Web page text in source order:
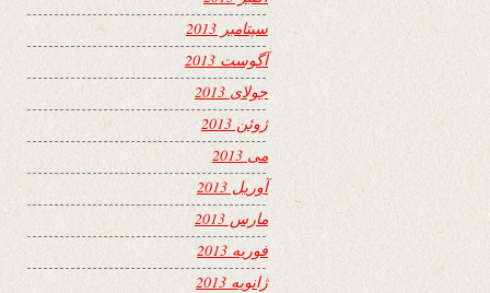
سپتامبر 2013
آگوست 2013
جولای 2013
ژوئن 2013
می 2013
آوریل 2013
مارس 2013
فوریه 2013
ژانویه 2013